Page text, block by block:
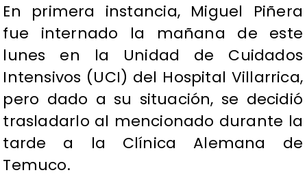
En primera instancia, Miguel Piñera
fue internado la mañana de este
lunes en la Unidad de Cuidados
Intensivos (UCI) del Hospital Villarrica,
pero dado a su situación, se decidió
trasladarlo al mencionado durante la
tarde a la Clínica Alemana de
Temuco.